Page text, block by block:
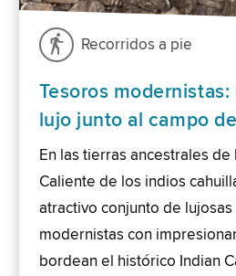
Recorridos a pie
Tesoros modernistas:
lujo junto al campo
En las tierras ancestrales de
Caliente de los indios
atractivo conjunto de
modernistas con
bordean el histórico Indian